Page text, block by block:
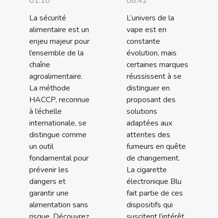
La sécurité
alimentaire est un
enjeu majeur pour
l’ensemble de la
chaîne
agroalimentaire.
La méthode
HACCP, reconnue
à l’échelle
internationale, se
distingue comme
un outil
fondamental pour
prévenir les
dangers et
garantir une
alimentation sans
L’univers de la
vape est en
constante
évolution, mais
certaines marques
réussissent à se
distinguer en
proposant des
solutions
adaptées aux
attentes des
fumeurs en quête
de changement.
La cigarette
électronique Blu
fait partie de ces
dispositifs qui